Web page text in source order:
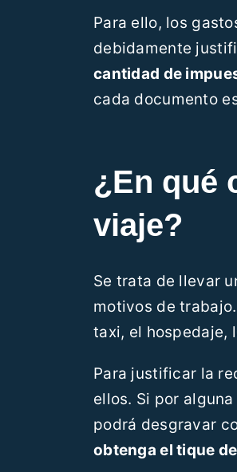
Para ello, los
debidamente
cantidad de
cada documento
¿En qué
viaje?
Se trata de llevar
motivos de
taxi, el hospedaje,
Para justificar la
ellos. Si por
podrá desgravar
obtenga el tique